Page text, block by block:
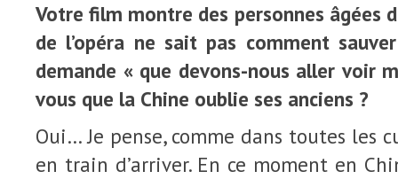
Votre film montre des personnes âgées
de l’opéra ne sait pas comment
demande « que devons-nous aller voir
vous que la Chine oublie ses anciens ?
Oui… Je pense, comme dans toutes les
en train d’arriver. En ce moment en